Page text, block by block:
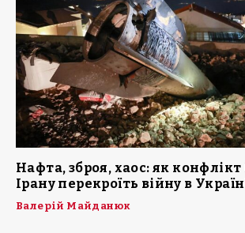
Нафта, зброя, хаос: як конфлікт
Ірану перекроїть війну в
Валерій Майданюк